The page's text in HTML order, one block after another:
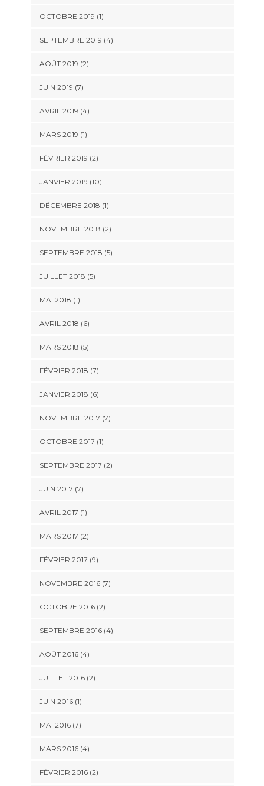
OCTOBRE 2019 (1)
SEPTEMBRE 2019 (4)
AOÛT 2019 (2)
JUIN 2019 (7)
AVRIL 2019 (4)
MARS 2019 (1)
FÉVRIER 2019 (2)
JANVIER 2019 (10)
DÉCEMBRE 2018 (1)
NOVEMBRE 2018 (2)
SEPTEMBRE 2018 (5)
JUILLET 2018 (5)
MAI 2018 (1)
AVRIL 2018 (6)
MARS 2018 (5)
FÉVRIER 2018 (7)
JANVIER 2018 (6)
NOVEMBRE 2017 (7)
OCTOBRE 2017 (1)
SEPTEMBRE 2017 (2)
JUIN 2017 (7)
AVRIL 2017 (1)
MARS 2017 (2)
FÉVRIER 2017 (9)
NOVEMBRE 2016 (7)
OCTOBRE 2016 (2)
SEPTEMBRE 2016 (4)
AOÛT 2016 (4)
JUILLET 2016 (2)
JUIN 2016 (1)
MAI 2016 (7)
MARS 2016 (4)
FÉVRIER 2016 (2)